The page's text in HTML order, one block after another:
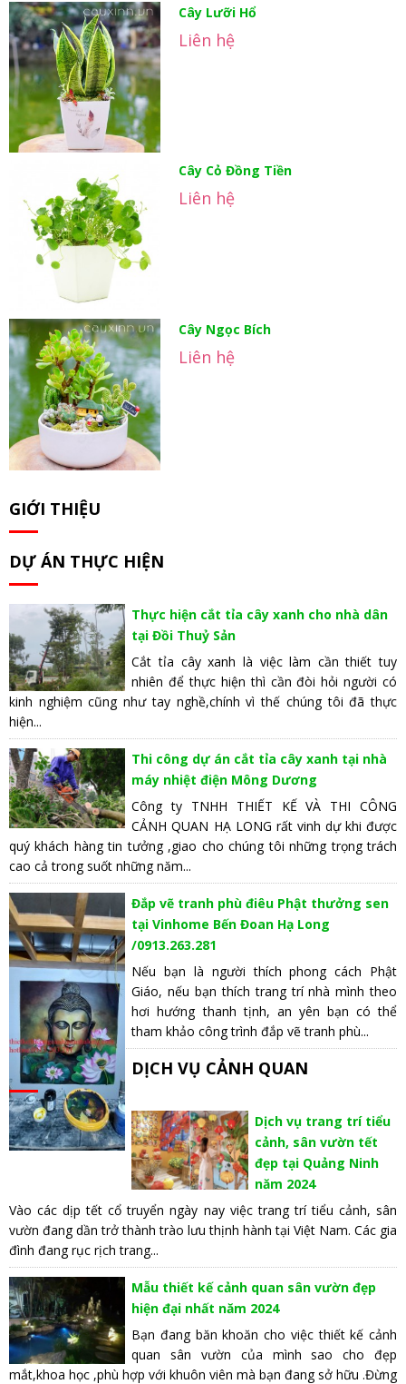
Cây Lưỡi Hổ
Liên hệ
Cây Cỏ Đồng Tiền
Liên hệ
Cây Ngọc Bích
Liên hệ
GIỚI THIỆU
DỰ ÁN THỰC HIỆN
Thực hiện cắt tỉa cây xanh cho nhà dân
tại Đồi Thuỷ Sản
Cắt tỉa cây xanh là việc làm cần thiết tuy
nhiên để thực hiện thì cần đòi hỏi người có
kinh nghiệm cũng như tay nghề,chính vì thế chúng tôi đã thực
hiện...
Thi công dự án cắt tỉa cây xanh tại nhà
máy nhiệt điện Mông Dương
Công ty TNHH THIẾT KẾ VÀ THI CÔNG
CẢNH QUAN HẠ LONG rất vinh dự khi được
quý khách hàng tin tưởng ,giao cho chúng tôi những trọng trách
cao cả trong suốt những năm...
Đắp vẽ tranh phù điêu Phật thưởng sen
tại Vinhome Bến Đoan Hạ Long
/0913.263.281
Nếu bạn là người thích phong cách Phật
Giáo, nếu bạn thích trang trí nhà mình theo
hơi hướng thanh tịnh, an yên bạn có thể
tham khảo công trình đắp vẽ tranh phù...
DỊCH VỤ CẢNH QUAN
Dịch vụ trang trí tiểu
cảnh, sân vườn tết
đẹp tại Quảng Ninh
năm 2024
Vào các dịp tết cổ truyển ngày nay việc trang trí tiểu cảnh, sân
vườn đang dần trở thành trào lưu thịnh hành tại Việt Nam. Các gia
đình đang rục rịch trang...
Mẫu thiết kế cảnh quan sân vườn đẹp
hiện đại nhất năm 2024
Bạn đang băn khoăn cho việc thiết kế cảnh
quan sân vườn của mình sao cho đẹp
mắt,khoa học ,phù hợp với khuôn viên mà bạn đang sở hữu .Đừng